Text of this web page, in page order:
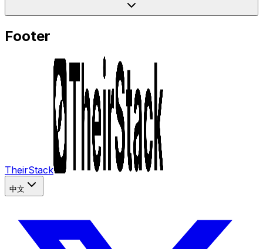
Footer
TheirStack
中文